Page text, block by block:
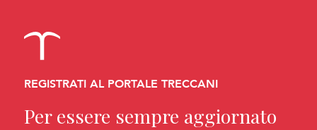
REGISTRATI AL PORTALE TRECCANI
Per essere sempre aggiornato